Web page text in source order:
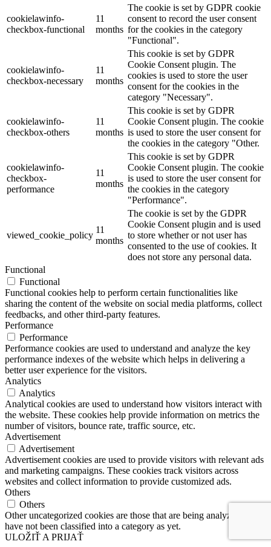
cookielawinfo-
checkbox-functional
11
months
The cookie is set by GDPR cookie
consent to record the user consent
for the cookies in the category
"Functional".
cookielawinfo-
checkbox-necessary
11
months
This cookie is set by GDPR
Cookie Consent plugin. The
cookies is used to store the user
consent for the cookies in the
category "Necessary".
cookielawinfo-
checkbox-others
11
months
This cookie is set by GDPR
Cookie Consent plugin. The cookie
is used to store the user consent for
the cookies in the category "Other.
cookielawinfo-
checkbox-
performance
11
months
This cookie is set by GDPR
Cookie Consent plugin. The cookie
is used to store the user consent for
the cookies in the category
"Performance".
viewed_cookie_policy
11
months
The cookie is set by the GDPR
Cookie Consent plugin and is used
to store whether or not user has
consented to the use of cookies. It
does not store any personal data.
Functional
Functional
Functional cookies help to perform certain functionalities like
sharing the content of the website on social media platforms, collect
feedbacks, and other third-party features.
Performance
Performance
Performance cookies are used to understand and analyze the key
performance indexes of the website which helps in delivering a
better user experience for the visitors.
Analytics
Analytics
Analytical cookies are used to understand how visitors interact with
the website. These cookies help provide information on metrics the
number of visitors, bounce rate, traffic source, etc.
Advertisement
Advertisement
Advertisement cookies are used to provide visitors with relevant ads
and marketing campaigns. These cookies track visitors across
websites and collect information to provide customized ads.
Others
Others
Other uncategorized cookies are those that are being analyzed and
have not been classified into a category as yet.
ULOŽIŤ A PRIJAŤ